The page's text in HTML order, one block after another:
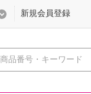
心おどる、瞬間を。
新規会員登録